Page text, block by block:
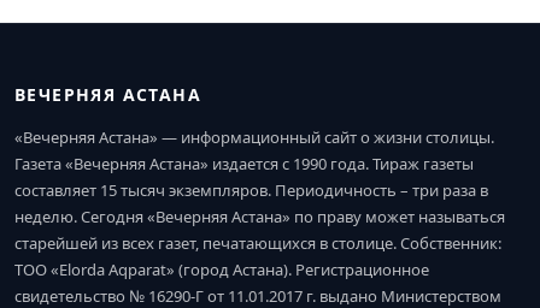
ВЕЧЕРНЯЯ АСТАНА
«Вечерняя Астана» — информационный сайт о жизни столицы.
Газета «Вечерняя Астана» издается с 1990 года. Тираж газеты
составляет 15 тысяч экземпляров. Периодичность – три раза в
неделю. Сегодня «Вечерняя Астана» по праву может называться
старейшей из всех газет, печатающихся в столице. Собственник:
ТОО «Elorda Aqparat» (город Астана). Регистрационное
свидетельство № 16290-Г от 11.01.2017 г. выдано Министерством